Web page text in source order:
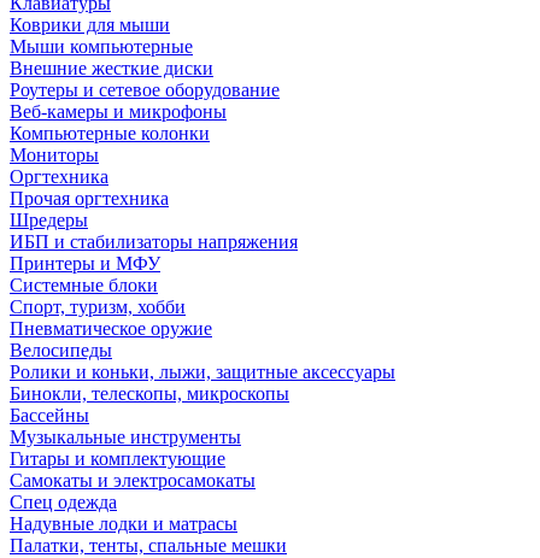
Коврики для мыши
Мыши компьютерные
Внешние жесткие диски
Роутеры и сетевое оборудование
Веб-камеры и микрофоны
Компьютерные колонки
Мониторы
Оргтехника
Прочая оргтехника
Шредеры
ИБП и стабилизаторы напряжения
Принтеры и МФУ
Системные блоки
Спорт, туризм, хобби
Пневматическое оружие
Велосипеды
Ролики и коньки, лыжи, защитные аксессуары
Бинокли, телескопы, микроскопы
Бассейны
Музыкальные инструменты
Гитары и комплектующие
Самокаты и электросамокаты
Спец одежда
Надувные лодки и матрасы
Палатки, тенты, спальные мешки